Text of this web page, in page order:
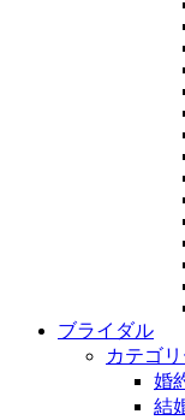
ブライダル
カテゴ
婚
結